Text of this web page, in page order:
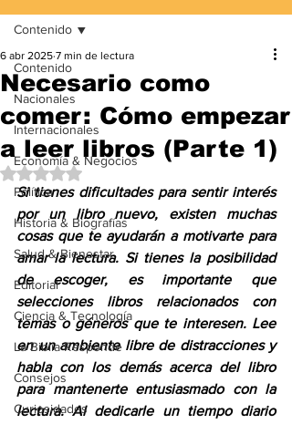
Contenido
Nacionales
Internacionales
Economía & Negocios
Política
Historia & Biografías
Salud & Bienestar
Editorial
Ciencia & Tecnología
La Biblia Responde
Consejos
Curiosidades
Contenido
Necesario como
comer: Cómo empezar
a leer libros (Parte 1)
6 abr 2025 7 min de lectura
Obtuvo NaN de 5 estrellas.
Si tienes dificultades para sentir interés
por un libro nuevo, existen muchas
cosas que te ayudarán a motivarte para
amar la lectura. Si tienes la posibilidad
de escoger, es importante que
selecciones libros relacionados con
temas o géneros que te interesen. Lee
en un ambiente libre de distracciones y
habla con los demás acerca del libro
para mantenerte entusiasmado con la
lectura. Al dedicarle un tiempo diario